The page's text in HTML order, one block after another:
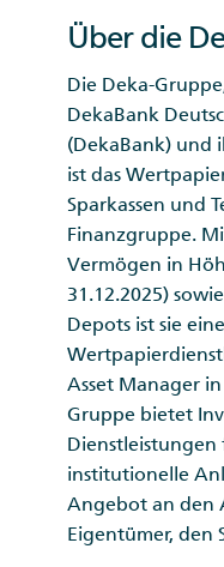
Über die
Die Deka-
DekaBank
(DekaBank) und
ist das
Sparkassen und
Finanzgruppe.
Vermögen in
31.12.2025)
Depots ist sie
Asset Manager
Gruppe bietet
institutionelle
Angebot an den
Eigentümer, den